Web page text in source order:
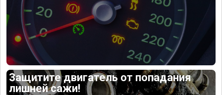
Защитите двигатель от попадания
лишней сажи!